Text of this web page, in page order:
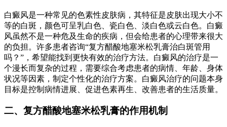
白癜风是一种常见的色素性皮肤病，其特征是皮肤出现大小不
等的白斑，颜色可呈乳白色、瓷白色、淡白色或云白色。白癜
风虽然不是一种危及生命的疾病，但会给患者的心理带来很大
的负担。许多患者咨询“复方醋酸地塞米松乳膏治白斑管用
吗？”，希望能找到更快有效的治疗方法。白癜风的治疗是一
个漫长而复杂的过程，需要综合考虑患者的病情、年龄、身体
状况等因素，制定个性化的治疗方案。白癜风治疗的问题本身
目标是控制病情进展、促进色素再生、改善患者的生活质量。
二、复方醋酸地塞米松乳膏的作用机制